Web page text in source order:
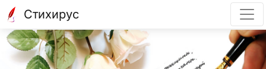
Стихирус